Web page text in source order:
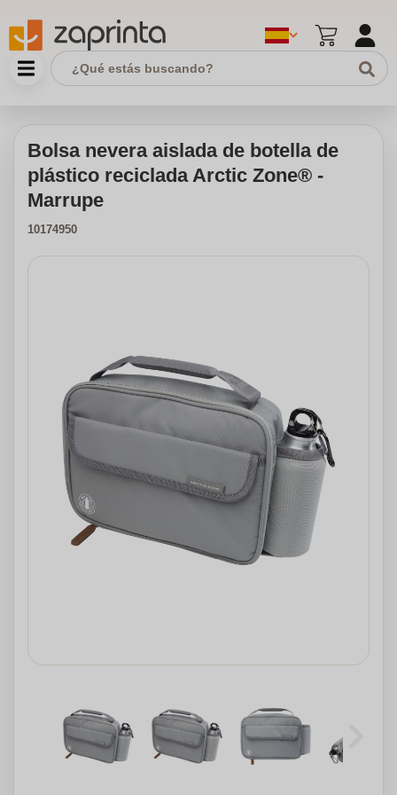
Bolsa nevera aislada de botella de
plástico reciclada Arctic Zone® -
Marrupe
10174950